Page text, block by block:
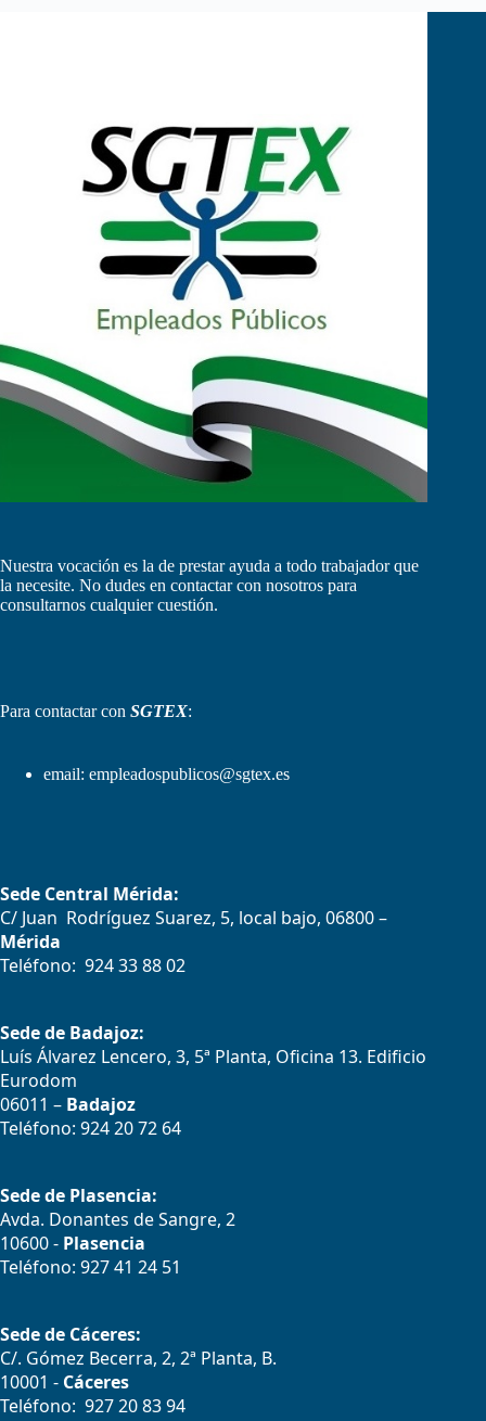
Nuestra vocación es la de prestar ayuda a todo trabajador que
la necesite. No dudes en contactar con nosotros para
consultarnos cualquier cuestión.
Para contactar con SGTEX:
email: empleadospublicos@sgtex.es
Sede Central Mérida:
C/ Juan Rodríguez Suarez, 5, local bajo, 06800 –
Mérida
Teléfono: 924 33 88 02
Sede de Badajoz:
Luís Álvarez Lencero, 3, 5ª Planta, Oficina 13. Edificio
Eurodom
06011 – Badajoz
Teléfono: 924 20 72 64
Sede de Plasencia:
Avda. Donantes de Sangre, 2
10600 - Plasencia
Teléfono: 927 41 24 51
Sede de Cáceres:
C/. Gómez Becerra, 2, 2ª Planta, B.
10001 - Cáceres
Teléfono: 927 20 83 94